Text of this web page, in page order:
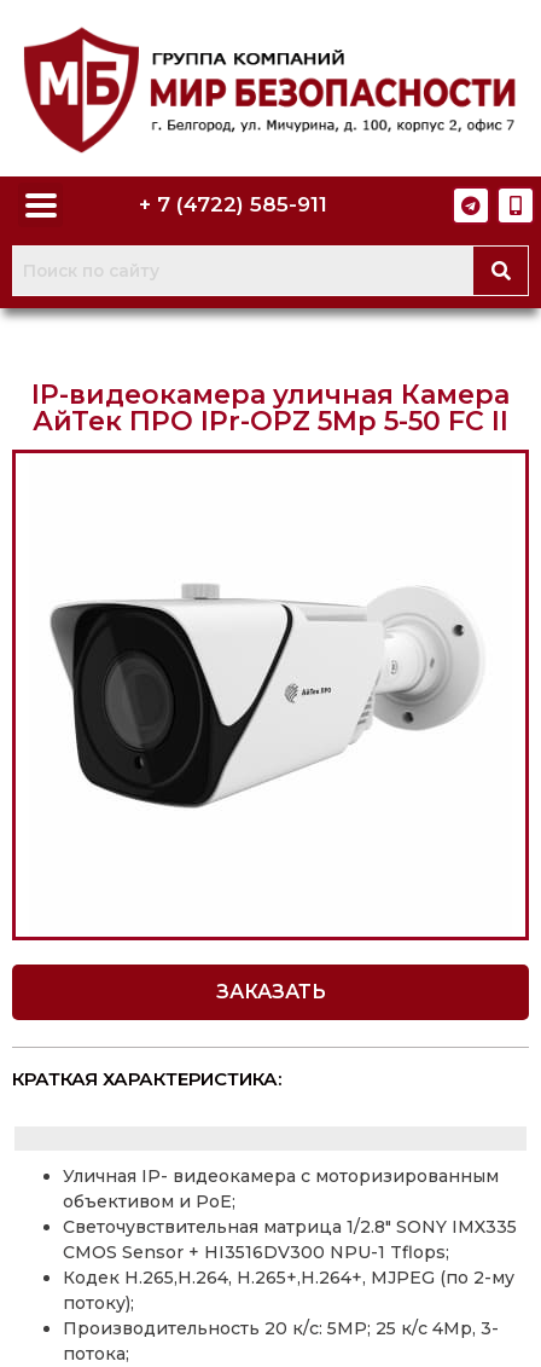
+ 7 (4722) 585-911
IP-видеокамера уличная Камера
АйТек ПРО IPr-OPZ 5Mp 5-50 FC II
ЗАКАЗАТЬ
КРАТКАЯ ХАРАКТЕРИСТИКА:
Уличная IP- видеокамера с моторизированным
объективом и PoE;
Светочувствительная матрица 1/2.8″ SONY IMX335
CMOS Sensor + HI3516DV300 NPU-1 Tflops;
Кодек H.265,H.264, H.265+,H.264+, MJPEG (по 2-му
потоку);
Производительность 20 к/с: 5MP; 25 к/с 4Mp, 3-
потока;